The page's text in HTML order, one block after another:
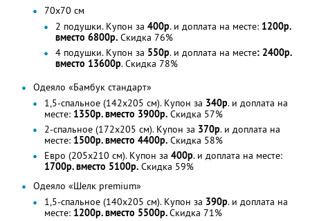
70х70 см
2 подушки. Купон за 400р. и доплата на месте: 1200р.
вместо 6800р. Скидка 76%
4 подушки. Купон за 550р. и доплата на месте: 2400р.
вместо 13600р. Скидка 78%
Одеяло «Бамбук стандарт»
1,5-спальное (142х205 см). Купон за 340р. и доплата на
месте: 1350р. вместо 3900р. Скидка 57%
2-спальное (172х205 см). Купон за 370р. и доплата на
месте: 1500р. вместо 4400р. Скидка 58%
Евро (205х210 см). Купон за 400р. и доплата на месте:
1700р. вместо 5100р. Скидка 59%
Одеяло «Шелк premium»
1,5-спальное (140х205 см). Купон за 390р. и доплата на
месте: 1200р. вместо 5500р.Скидка 71%